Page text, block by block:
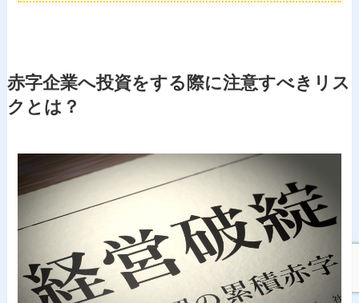
赤字企業へ投資をする際に注意すべきリス
クとは？